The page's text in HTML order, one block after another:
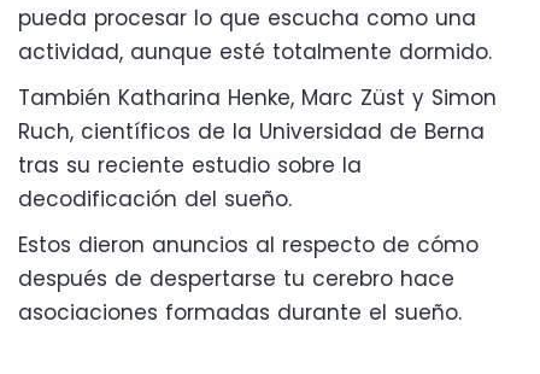
pueda procesar lo que escucha como una
actividad, aunque esté totalmente dormido.
También Katharina Henke, Marc Züst y Simon
Ruch, científicos de la Universidad de Berna
tras su reciente estudio sobre la
decodificación del sueño.
Estos dieron anuncios al respecto de cómo
después de despertarse tu cerebro hace
asociaciones formadas durante el sueño.